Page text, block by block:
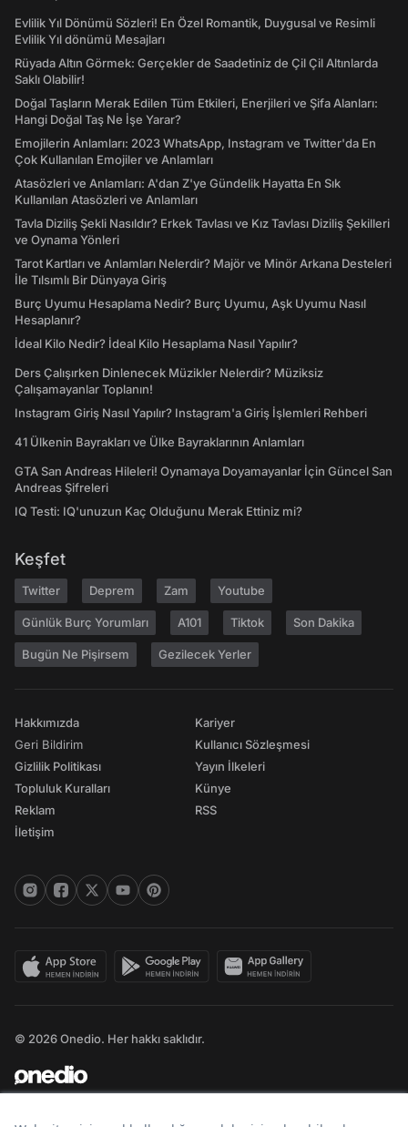
Evlilik Yıl Dönümü Sözleri! En Özel Romantik, Duygusal ve Resimli
Evlilik Yıl dönümü Mesajları
Rüyada Altın Görmek: Gerçekler de Saadetiniz de Çil Çil Altınlarda
Saklı Olabilir!
Doğal Taşların Merak Edilen Tüm Etkileri, Enerjileri ve Şifa Alanları:
Hangi Doğal Taş Ne İşe Yarar?
Emojilerin Anlamları: 2023 WhatsApp, Instagram ve Twitter'da En
Çok Kullanılan Emojiler ve Anlamları
Atasözleri ve Anlamları: A'dan Z'ye Gündelik Hayatta En Sık
Kullanılan Atasözleri ve Anlamları
Tavla Diziliş Şekli Nasıldır? Erkek Tavlası ve Kız Tavlası Diziliş Şekilleri
ve Oynama Yönleri
Tarot Kartları ve Anlamları Nelerdir? Majör ve Minör Arkana Desteleri
İle Tılsımlı Bir Dünyaya Giriş
Burç Uyumu Hesaplama Nedir? Burç Uyumu, Aşk Uyumu Nasıl
Hesaplanır?
İdeal Kilo Nedir? İdeal Kilo Hesaplama Nasıl Yapılır?
Ders Çalışırken Dinlenecek Müzikler Nelerdir? Müziksiz
Çalışamayanlar Toplanın!
Instagram Giriş Nasıl Yapılır? Instagram'a Giriş İşlemleri Rehberi
41 Ülkenin Bayrakları ve Ülke Bayraklarının Anlamları
GTA San Andreas Hileleri! Oynamaya Doyamayanlar İçin Güncel San
Andreas Şifreleri
IQ Testi: IQ'unuzun Kaç Olduğunu Merak Ettiniz mi?
Keşfet
Twitter Deprem Zam Youtube
Günlük Burç Yorumları A101 Tiktok Son Dakika
Bugün Ne Pişirsem Gezilecek Yerler
Hakkımızda
Geri Bildirim
Gizlilik Politikası
Topluluk Kuralları
Reklam
İletişim
Kariyer
Kullanıcı Sözleşmesi
Yayın İlkeleri
Künye
RSS
© 2026 Onedio. Her hakkı saklıdır.